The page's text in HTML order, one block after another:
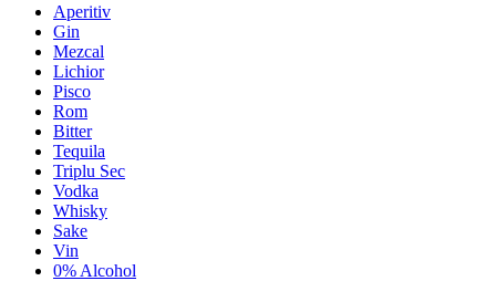
Aperitiv
Gin
Mezcal
Lichior
Pisco
Rom
Bitter
Tequila
Triplu Sec
Vodka
Whisky
Sake
Vin
0% Alcohol